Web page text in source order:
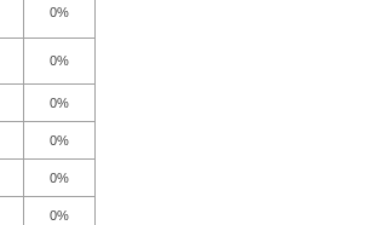
0%
0%
0%
0%
0%
0%